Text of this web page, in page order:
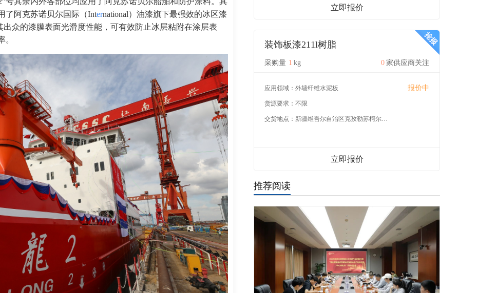
了阿克苏诺贝尔国际（International）油漆旗下最强效的冰区漆
出众的漆膜表面光滑度性能，可有效防止冰层粘附在涂层表
。
立即报价
装饰板漆211l树脂
采购量 1 kg 0 家供应商关注
应用领域： 外墙纤维水泥板 报价中
货源要求： 不限
交货地点： 新疆维吾尔自治区克孜勒苏柯尔克孜自治州
立即报价
推荐阅读